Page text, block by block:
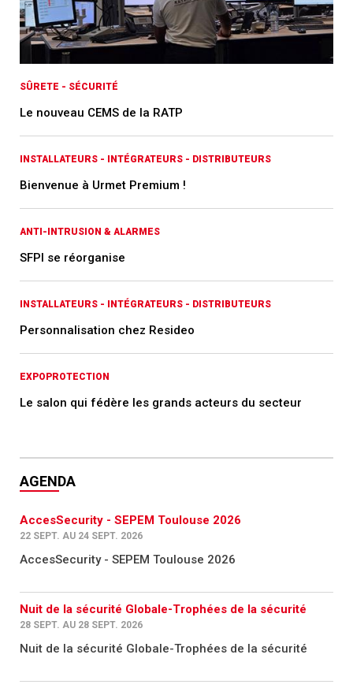
SÛRETE - SÉCURITÉ
Le nouveau CEMS de la RATP
INSTALLATEURS - INTÉGRATEURS - DISTRIBUTEURS
Bienvenue à Urmet Premium !
ANTI-INTRUSION & ALARMES
SFPI se réorganise
INSTALLATEURS - INTÉGRATEURS - DISTRIBUTEURS
Personnalisation chez Resideo
EXPOPROTECTION
Le salon qui fédère les grands acteurs du secteur
AGENDA
AccesSecurity - SEPEM Toulouse 2026
22 SEPT. AU 24 SEPT. 2026
AccesSecurity - SEPEM Toulouse 2026
Nuit de la sécurité Globale-Trophées de la sécurité
28 SEPT. AU 28 SEPT. 2026
Nuit de la sécurité Globale-Trophées de la sécurité